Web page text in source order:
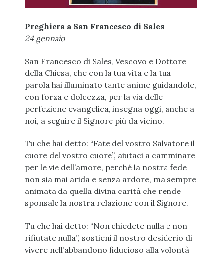
Preghiera a San Francesco di Sales
24 gennaio
San Francesco di Sales, Vescovo e Dottore
della Chiesa, che con la tua vita e la tua
parola hai illuminato tante anime guidandole,
con forza e dolcezza, per la via delle
perfezione evangelica, insegna oggi, anche a
noi, a seguire il Signore più da vicino.
Tu che hai detto: “Fate del vostro Salvatore il
cuore del vostro cuore”, aiutaci a camminare
per le vie dell’amore, perché la nostra fede
non sia mai arida e senza ardore, ma sempre
animata da quella divina carità che rende
sponsale la nostra relazione con il Signore.
Tu che hai detto: “Non chiedete nulla e non
rifiutate nulla”, sostieni il nostro desiderio di
vivere nell’abbandono fiducioso alla volontà